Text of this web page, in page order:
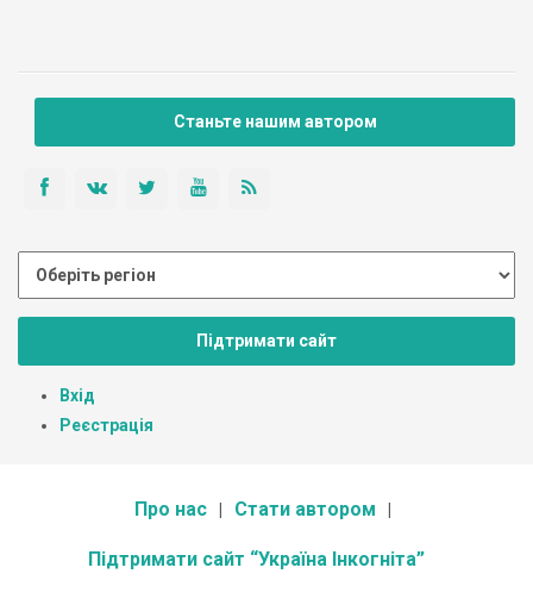
Станьте нашим автором
Підтримати сайт
Вхід
Реєстрація
Про нас Стати автором
Підтримати сайт “Україна Інкогніта”